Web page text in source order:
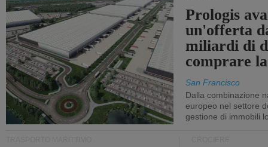
Prologis
un'offerta
miliardi di
comprare
San Francisco
Dalla combinazione
europeo nel settore
gestione di immobili